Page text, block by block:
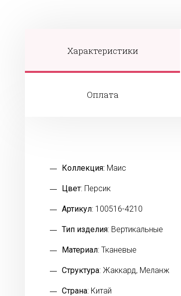
Характеристики
Оплата
Коллекция: Маис
Цвет: Персик
Артикул: 100516-4210
Тип изделия: Вертикальные
Материал: Тканевые
Структура: Жаккард, Меланж
Страна: Китай